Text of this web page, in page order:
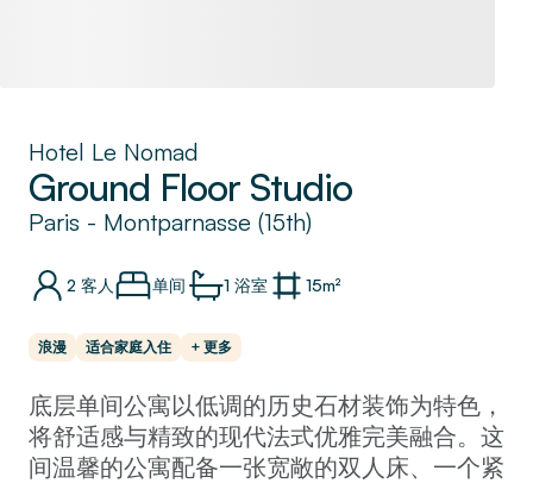
Hotel Le Nomad
Ground Floor Studio
Paris - Montparnasse (15th)
2 客人 单间 1 浴室 15m²
浪漫 适合家庭入住 + 更多
底层单间公寓以低调的历史石材装饰为特色，
将舒适感与精致的现代法式优雅完美融合。这
间温馨的公寓配备一张宽敞的双人床、一个紧